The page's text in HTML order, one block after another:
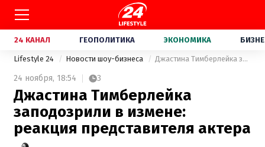
24 КАНАЛ ГЕОПОЛИТИКА ЭКОНОМИКА
Lifestyle 24 Новости шоу-бизнеса Джастина Тимберлейка заподозрили в измене: реакция представителя актера
24 ноября, 18:54 3
Джастина Тимберлейка
заподозрили в измене:
реакция представителя актера